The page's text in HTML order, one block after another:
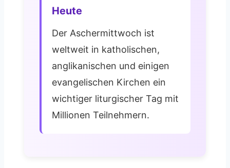
Heute
Der Aschermittwoch ist
weltweit in katholischen,
anglikanischen und einigen
evangelischen Kirchen ein
wichtiger liturgischer Tag mit
Millionen Teilnehmern.